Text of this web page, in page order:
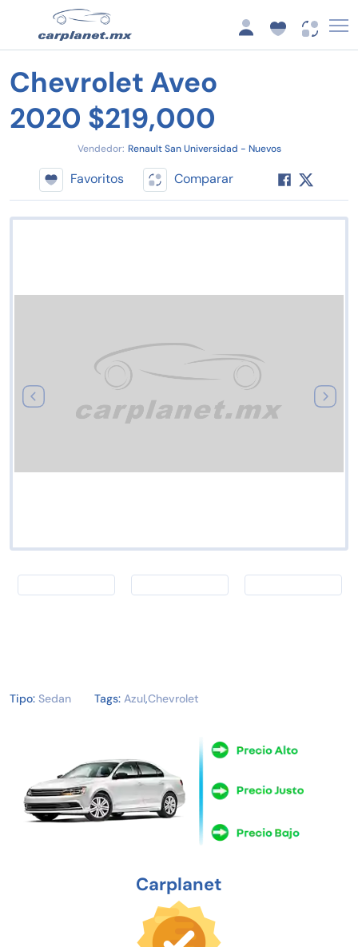
Chevrolet Aveo
2020 $219,000
Vendedor: Renault San Universidad - Nuevos
Favoritos Comparar
Tipo: Sedan Tags: Azul,Chevrolet
Carplanet